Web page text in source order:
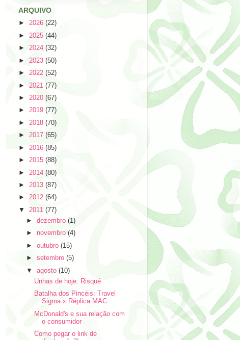
ARQUIVO
► 2026 (22)
► 2025 (44)
► 2024 (32)
► 2023 (50)
► 2022 (52)
► 2021 (77)
► 2020 (67)
► 2019 (77)
► 2018 (70)
► 2017 (65)
► 2016 (85)
► 2015 (88)
► 2014 (80)
► 2013 (87)
► 2012 (64)
▼ 2011 (77)
►dezembro(1)
► novembro(4)
►outubro(15)
►setembro(5)
▼agosto(10)
Unhas de hoje: Risqué
Batalha dos Pincéis: Travel
Sigma x Réplica MAC
McDonald's e sua relação com
o consumidor
Como pegar o link de